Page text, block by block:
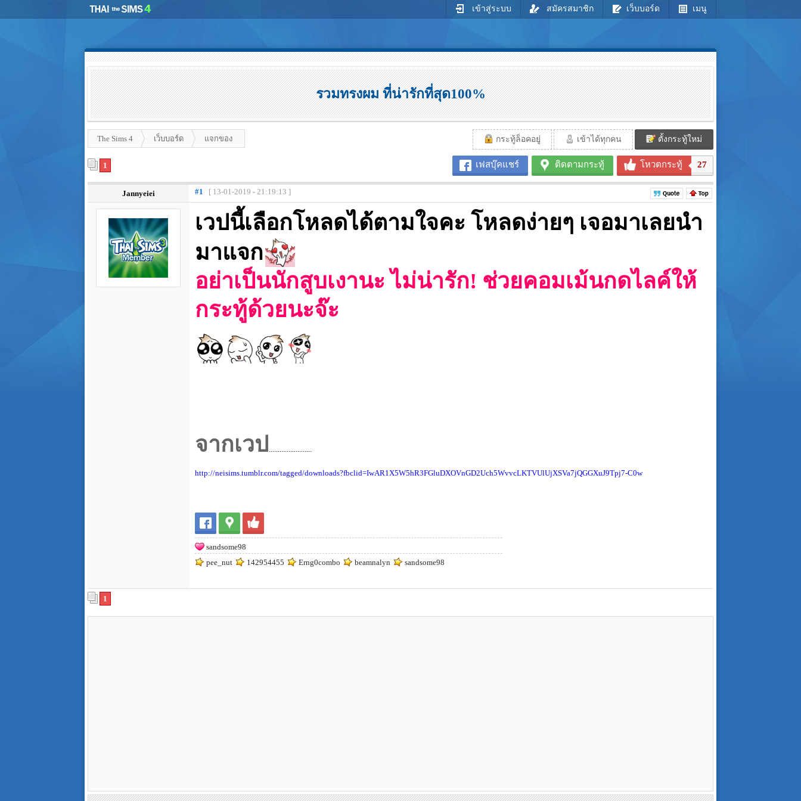
เข้าสู่ระบบ สมัครสมาชิก เว็บบอร์ด เมนู
รวมทรงผม ที่น่ารักที่สุด100%
The Sims 4 เว็บบอร์ด แจกของ กระทู้ล็อคอยู่ เข้าได้ทุกคน ตั้งกระทู้ใหม่
เฟสบุ๊คแชร์ ติดตามกระทู้ โหวตกระทู้ 27
1
Jannyeiei #1 [ 13-01-2019 - 21:19:13 ]
เวปนี้เลือกโหลดได้ตามใจคะ โหลดง่ายๆ เจอมาเลยนำ
มาแจก
อย่าเป็นนักสูบเงานะ ไม่น่ารัก! ช่วยคอมเม้นกดไลค์ให้
กระทู้ด้วยนะจ๊ะ
จากเวป ........................
http://neisims.tumblr.com/tagged/downloads?fbclid=IwAR1X5W5hR3FGluDXOVnGD2Uch5WvvcLKTVUlUjXSVa7jQGGXuJ9Tpj7-C0w
sandsome98
pee_nut
142954455 Erng0combo beamnalyn sandsome98
1